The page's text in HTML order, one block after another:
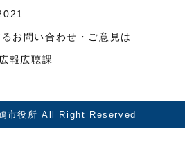
お問い合わせ・ご意見は
報広聴課
市役所 All Right Reserved